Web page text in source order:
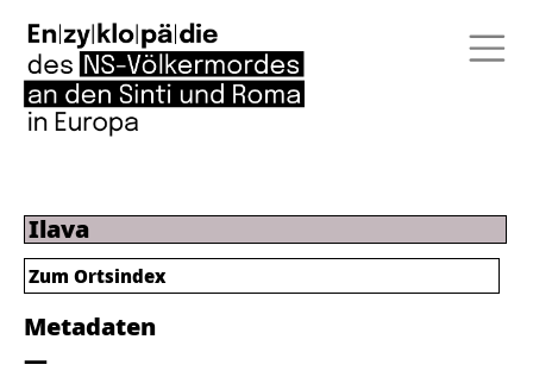
Ilava
Metadaten
Zum Ortsindex